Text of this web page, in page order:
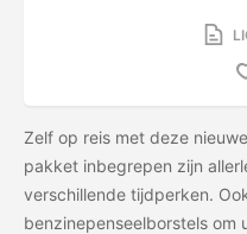
Zelf op reis met deze
pakket inbegrepen zijn
verschillende tijdperken.
benzinepenseelborstels om